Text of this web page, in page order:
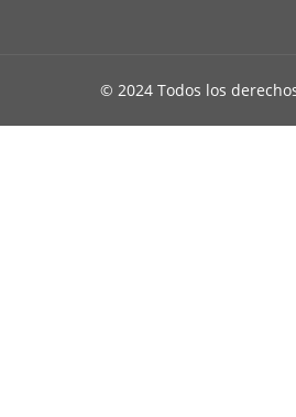
© 2024 Todos los